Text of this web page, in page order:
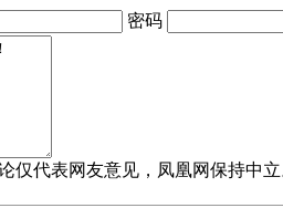
密码
仅代表网友意见，凤凰网保持中